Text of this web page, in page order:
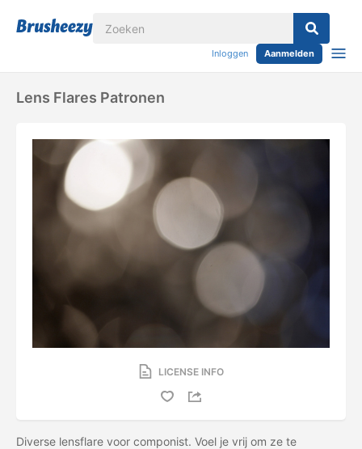
Inloggen Aanmelden
Lens Flares Patronen
LICENSE INFO
Diverse lensflare voor componist. Voel je vrij om ze te